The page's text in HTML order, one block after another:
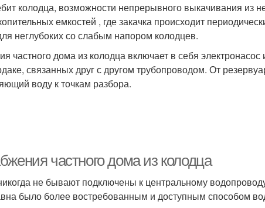
колодца, возможности непрерывного выкачивания из
емкостей , где закачка происходит
неглубоких со слабым напором колодцев.
частного дома из колодца включает в себя
связанных друг с другом трубопроводом. От
воду к точкам разбора.
частного дома из колодца
не бывают подключены к центральному
было более востребованным и доступным способом